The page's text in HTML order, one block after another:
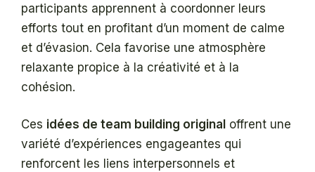
participants apprennent à coordonner leurs
efforts tout en profitant d’un moment de calme
et d’évasion. Cela favorise une atmosphère
relaxante propice à la créativité et à la
cohésion.
Ces idées de team building original offrent une
variété d’expériences engageantes qui
renforcent les liens interpersonnels et